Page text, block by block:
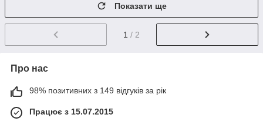
Показати ще
1 / 2
Про нас
98% позитивних з 149 відгуків за рік
Працює з 15.07.2015